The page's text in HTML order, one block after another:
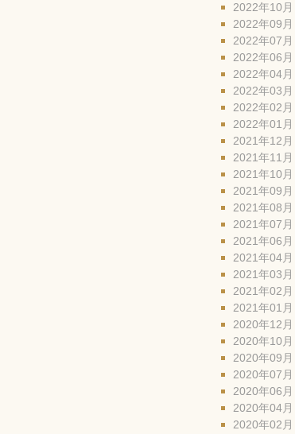
2022年10月
2022年09月
2022年07月
2022年06月
2022年04月
2022年03月
2022年02月
2022年01月
2021年12月
2021年11月
2021年10月
2021年09月
2021年08月
2021年07月
2021年06月
2021年04月
2021年03月
2021年02月
2021年01月
2020年12月
2020年10月
2020年09月
2020年07月
2020年06月
2020年04月
2020年02月